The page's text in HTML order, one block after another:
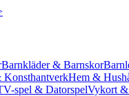
Barnkläder & Barnskor
Hem &
spel & DatorspelVykort